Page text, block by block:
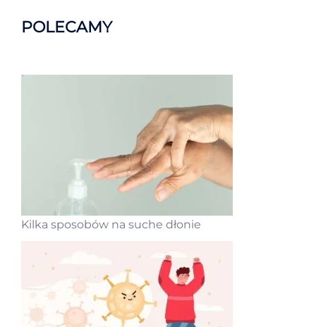
POLECAMY
Kilka sposobów na suche dłonie